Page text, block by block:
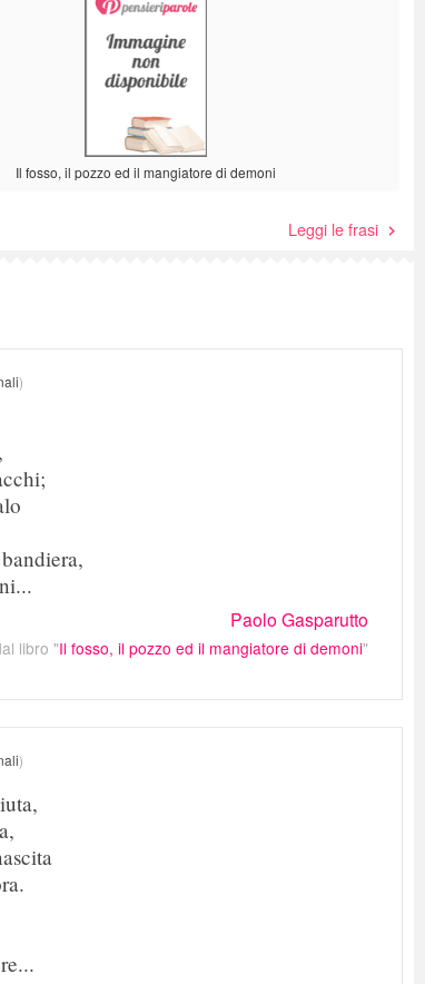
Leggi le frasi
Il fosso, il pozzo ed il mangiatore di demoni
)
Paolo Gasparutto
libro "Il fosso, il pozzo ed il mangiatore di demoni"
)